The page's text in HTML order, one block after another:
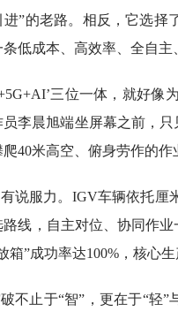
”的老路。相反，它选择
低成本、高效率、全自主
三位一体，就好像
李晨旭端坐屏幕之前，
40米高空、俯身劳作的作
说服力。IGV车辆依托厘
线，自主对位、协同作
箱”成功率达100%，核心
不止于“智”，更在于“轻”